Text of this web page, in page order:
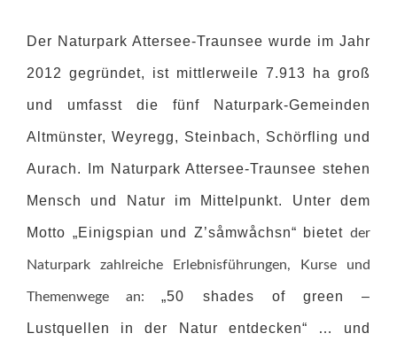
Der Naturpark Attersee-Traunsee wurde im Jahr
2012 gegründet, ist mittlerweile 7.913 ha groß
und umfasst die fünf Naturpark-Gemeinden
Altmünster, Weyregg, Steinbach, Schörfling und
Aurach. Im Naturpark Attersee-Traunsee stehen
Mensch und Natur im Mittelpunkt. Unter dem
Motto „Einigspian und Z’såmwåchsn“ bietetder
Naturpark zahlreiche Erlebnisführungen, Kurse und
Themenwege an:„50 shades of green –
Lustquellen in der Natur entdecken“ … und